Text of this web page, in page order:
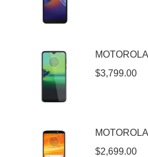
$3,799.00
$2,699.00